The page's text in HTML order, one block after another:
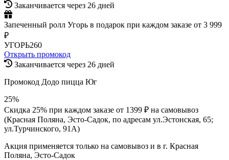
Заканчивается через 26 дней
Запеченный ролл Угорь в подарок при каждом заказе от 3 999
₽
УГОРЬ260
Открыть промокод
Заканчивается через 26 дней
Промокод Додо пицца Юг
25%
Скидка 25% при каждом заказе от 1399 ₽ на самовывоз
(Красная Поляна, Эсто-Садок, по адресам ул.Эстонская, 65;
ул.Турчинского, 91А)
Акция применяется только на самовывоз и в г. Красная
Поляна, Эсто-Садок